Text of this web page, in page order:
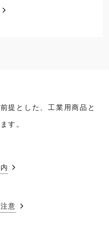
提とした、工業用商品と
す。
意